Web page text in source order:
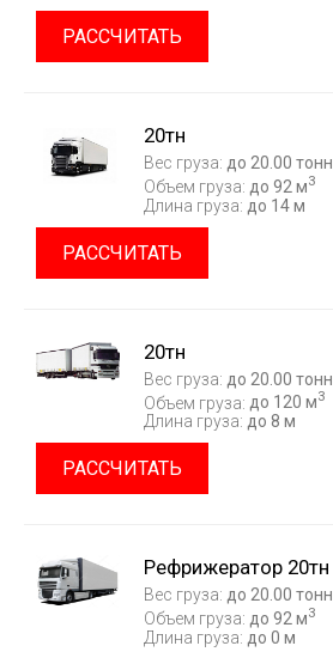
РАССЧИТАТЬ
20тн
Вес груза: до 20.00 тонн
Объем груза: до 92 м3
Длина груза: до 14 м
РАССЧИТАТЬ
20тн
Вес груза: до 20.00 тонн
Объем груза: до 120 м3
Длина груза: до 8 м
РАССЧИТАТЬ
Рефрижератор 20тн
Вес груза: до 20.00 тонн
Объем груза: до 92 м3
Длина груза: до 0 м